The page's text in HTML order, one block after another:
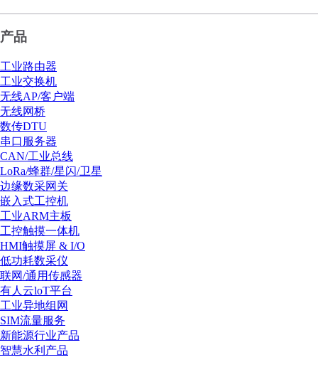
产品
工业路由器
工业交换机
无线AP/客户端
无线网桥
数传DTU
串口服务器
CAN/工业总线
LoRa/蜂群/星闪/卫星
边缘数采网关
嵌入式工控机
工业ARM主板
工控触摸一体机
HMI触摸屏 & I/O
低功耗数采仪
联网/通用传感器
有人云loT平台
工业异地组网
SIM流量服务
新能源行业产品
智慧水利产品